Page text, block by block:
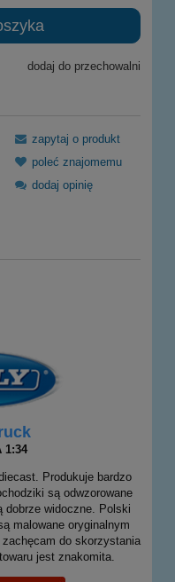
dodaj do przechowalni
zapytaj o produkt
poleć znajomemu
dodaj opinię
1:34
Produkuje bardzo
są odwzorowane
dobrze widoczne. Polski
malowane oryginalnym
do skorzystania
jest znakomita.